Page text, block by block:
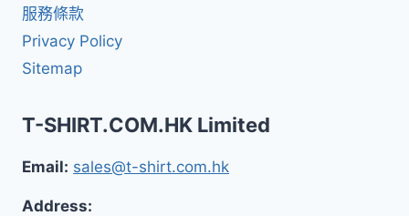
服務條款
Privacy Policy
Sitemap
T-SHIRT.COM.HK Limited
Email: sales@t-shirt.com.hk
Address: